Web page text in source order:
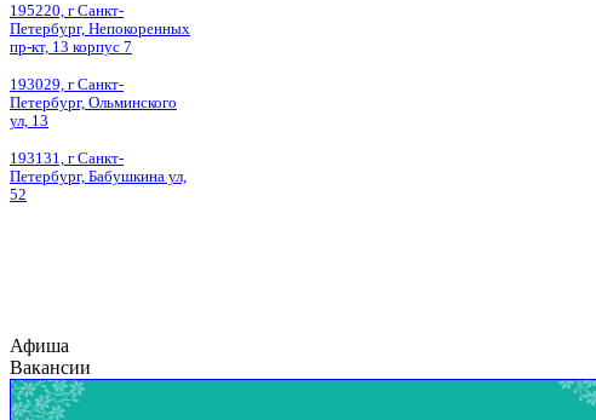
195220, г Санкт-
Петербург, Непокоренных
пр-кт, 13 корпус 7
193029, г Санкт-
Петербург, Ольминского
ул, 13
193131, г Санкт-
Петербург, Бабушкина ул,
52
Афиша
Вакансии